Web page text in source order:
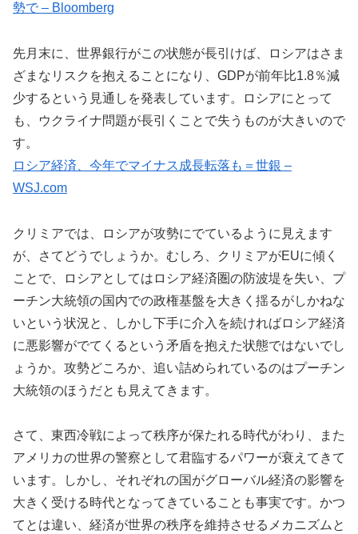
勢で – Bloomberg
先月末に、世界銀行がこの状態が長引けば、ロシアはさま
ざまなリスクを抱えることになり、GDPが前年比1.8％減
少するという見通しを発表しています。ロシアにとって
も、ウクライナ問題が長引くことで失うものが大きいので
す。
ロシア経済、今年でマイナス成長転落も＝世銀 –
WSJ.com
クリミアでは、ロシアが攻勢にでているように見えます
が、さてどうでしょうか。むしろ、クリミアがEUに傾く
ことで、ロシアとしてはロシア経済圏の防波堤を失い、プ
ーチン大統領の国内での政権基盤を大きく揺るがしかねな
いという状況と、しかし下手に介入を続ければロシア経済
に悪影響がでてくるという矛盾を抱えた状態ではないでし
ょうか。攻勢どころか、追い詰められているのはプーチン
大統領のほうだとも見えてきます。
さて、東西冷戦によって秩序が保たれる時代がわり、また
アメリカの世界の警察として君臨するパワーが衰えてきて
います。しかし、それぞれの国がグローバル経済の影響を
大きく受ける時代となってきていることも事実です。かつ
てとは違い、経済が世界の秩序を維持させるメカニズムと